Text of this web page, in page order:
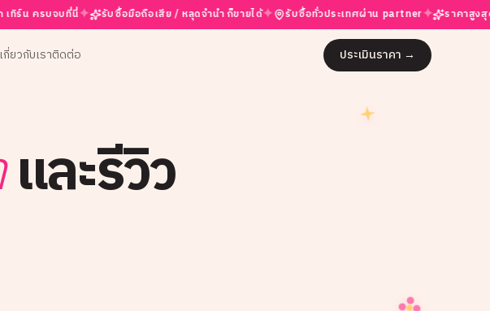
บจบที่นี่✦ รับซื้อมือถือเสีย / หลุดจำนำ ก็ขายได้✦ รับซื้อทั่วประเทศผ่าน partner ✦ ราคาสูงสุดในตลาด
เกี่ยวกับเราติดต่อ ประเมินราคา →
และรีวิว